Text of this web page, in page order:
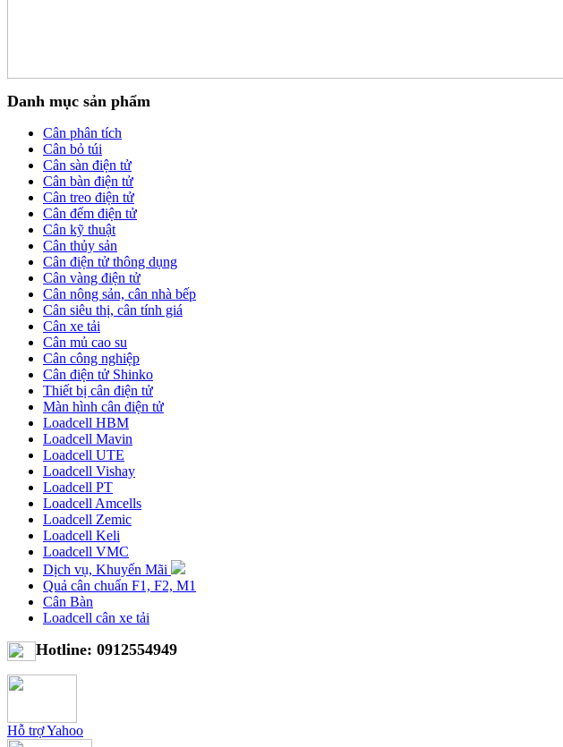
Danh mục sản phẩm
Cân phân tích
Cân bỏ túi
Cân sàn điện tử
Cân bàn điện tử
Cân treo điện tử
Cân đếm điện tử
Cân kỹ thuật
Cân thủy sản
Cân điện tử thông dụng
Cân vàng điện tử
Cân nông sản, cân nhà bếp
Cân siêu thị, cân tính giá
Cân xe tải
Cân mủ cao su
Cân công nghiệp
Cân điện tử Shinko
Thiết bị cân điện tử
Màn hình cân điện tử
Loadcell HBM
Loadcell Mavin
Loadcell UTE
Loadcell Vishay
Loadcell PT
Loadcell Amcells
Loadcell Zemic
Loadcell Keli
Loadcell VMC
Dịch vụ, Khuyến Mãi
Quả cân chuẩn F1, F2, M1
Cân Bàn
Loadcell cân xe tải
Hotline: 0912554949
Hỗ trợ Yahoo